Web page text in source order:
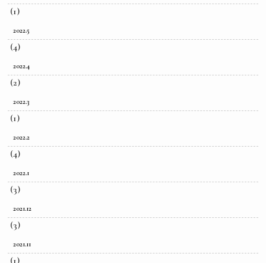
(1)
2022.5
(4)
2022.4
(2)
2022.3
(1)
2022.2
(4)
2022.1
(3)
2021.12
(3)
2021.11